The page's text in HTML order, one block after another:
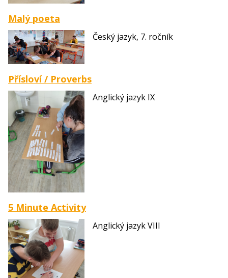
Malý poeta
Český jazyk, 7. ročník
Přísloví / Proverbs
Anglický jazyk IX
5 Minute Activity
Anglický jazyk VIII